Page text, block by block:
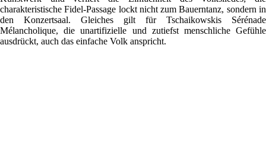
charakteristische Fidel-Passage lockt nicht zum Bauerntanz, sondern in
den Konzertsaal. Gleiches gilt für Tschaikowskis Sérénade
Mélancholique, die unartifizielle und zutiefst menschliche Gefühle
ausdrückt, auch das einfache Volk anspricht.